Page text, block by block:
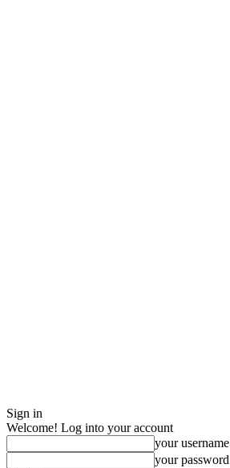
Sign in
Welcome! Log into your account
your username
your password